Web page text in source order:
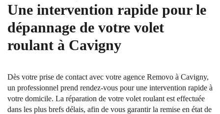
Une intervention rapide pour le
dépannage de votre volet
roulant à Cavigny
Dès votre prise de contact avec votre agence Removo à Cavigny,
un professionnel prend rendez-vous pour une intervention rapide à
votre domicile. La réparation de votre volet roulant est effectuée
dans les plus brefs délais, afin de vous garantir la remise en état de